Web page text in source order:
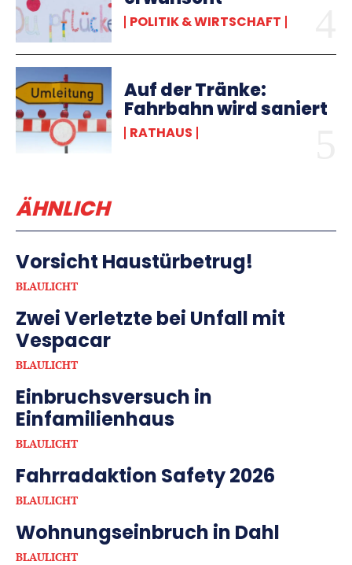
POLITIK & WIRTSCHAFT
Auf der Tränke:
Fahrbahn wird saniert
RATHAUS
ÄHNLICH
Vorsicht Haustürbetrug!
BLAULICHT
Zwei Verletzte bei Unfall mit
Vespacar
BLAULICHT
Einbruchsversuch in
Einfamilienhaus
BLAULICHT
Fahrradaktion Safety 2026
BLAULICHT
Wohnungseinbruch in Dahl
BLAULICHT